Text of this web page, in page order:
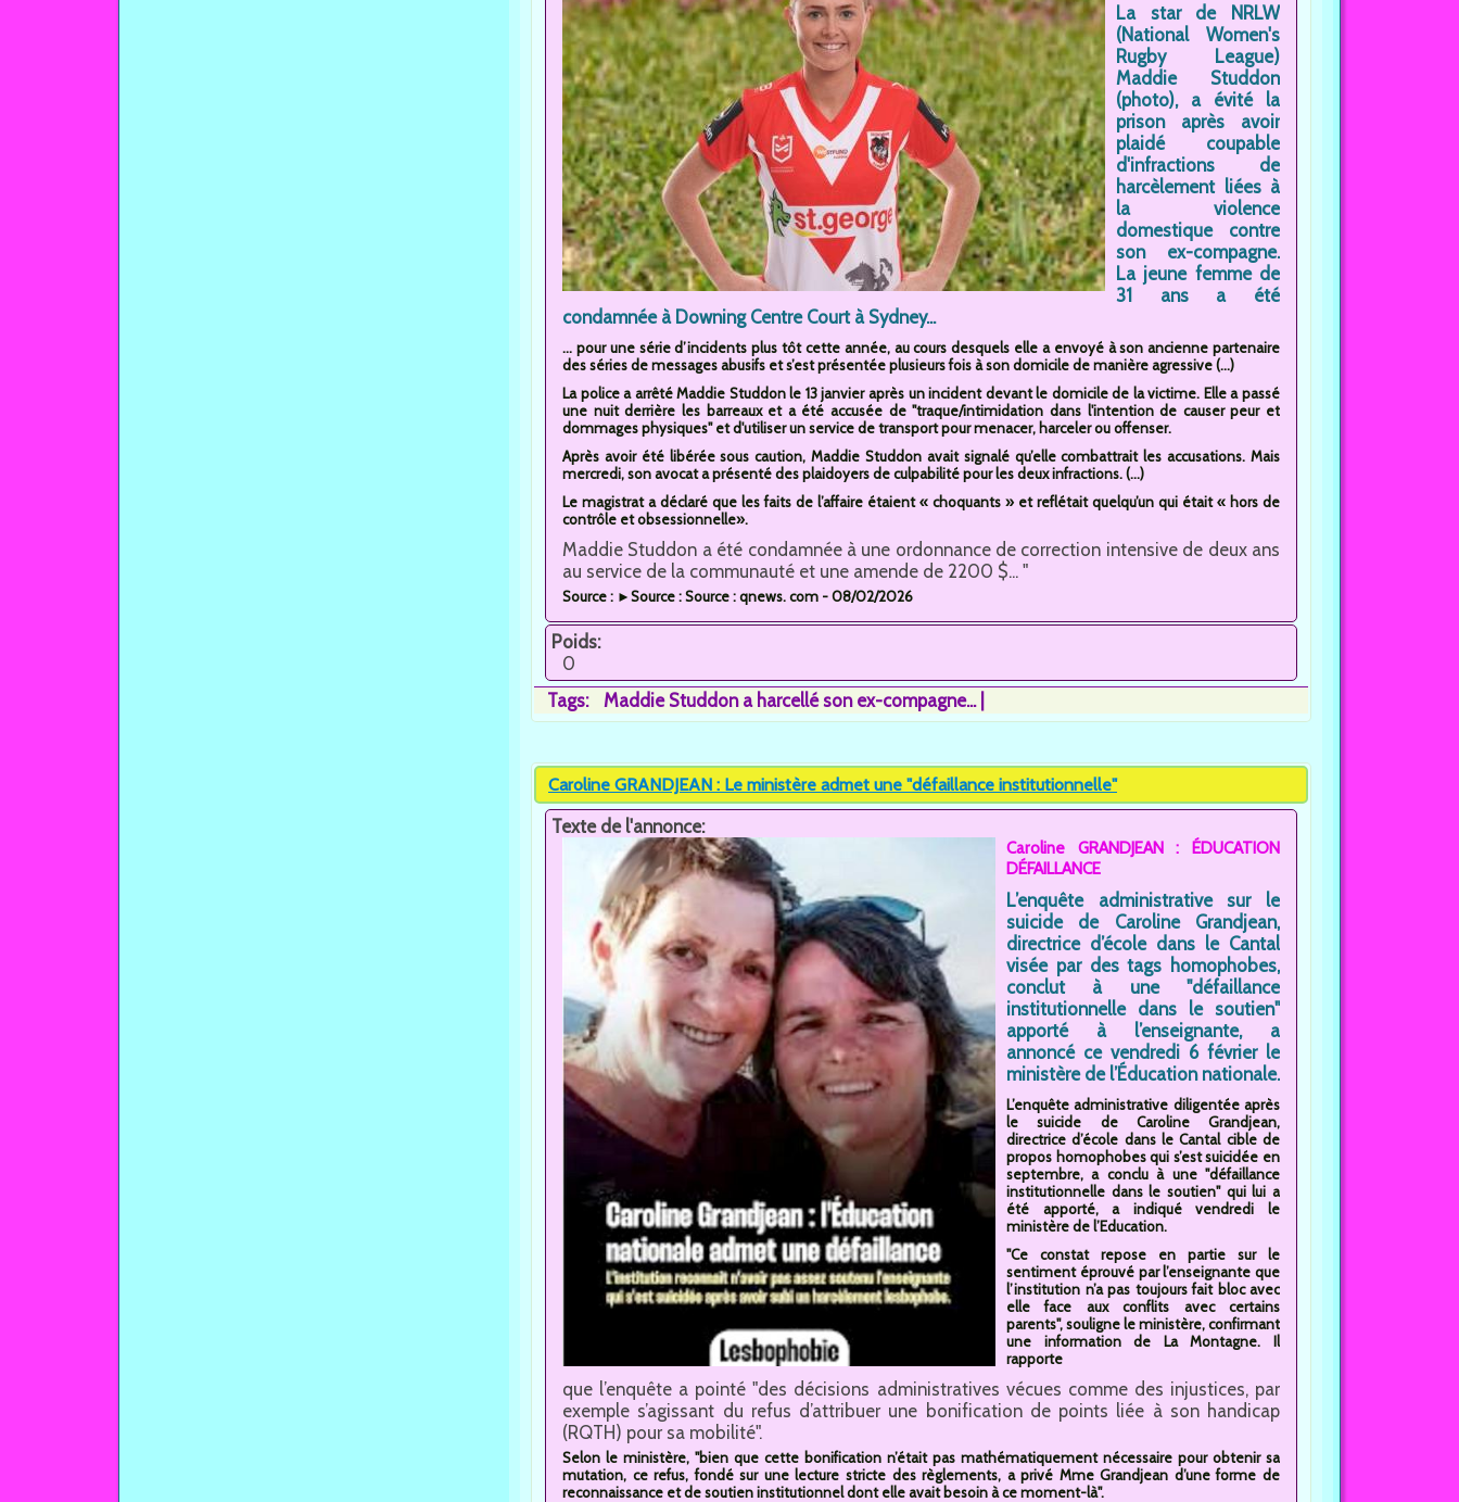
La star de NRLW
(National Women's
Rugby League)
Maddie Studdon
(photo), a évité la
prison après avoir
plaidé coupable
d'infractions de
harcèlement liées à
la violence
domestique contre
son ex-compagne.
La jeune femme de
31 ans a été
condamnée à Downing Centre Court à Sydney...
... pour une série d’incidents plus tôt cette année, au cours desquels elle a envoyé à son ancienne partenaire
des séries de messages abusifs et s’est présentée plusieurs fois à son domicile de manière agressive (...)
La police a arrêté Maddie Studdon le 13 janvier après un incident devant le domicile de la victime. Elle a passé
une nuit derrière les barreaux et a été accusée de "traque/intimidation dans l'intention de causer peur et
dommages physiques" et d'utiliser un service de transport pour menacer, harceler ou offenser.
Après avoir été libérée sous caution, Maddie Studdon avait signalé qu’elle combattrait les accusations. Mais
mercredi, son avocat a présenté des plaidoyers de culpabilité pour les deux infractions. (...)
Le magistrat a déclaré que les faits de l’affaire étaient « choquants » et reflétait quelqu’un qui était « hors de
contrôle et obsessionnelle».
Maddie Studdon a été condamnée à une ordonnance de correction intensive de deux ans
au service de la communauté et une amende de 2200 $... "
Source : ►Source : Source : qnews. com - 08/02/2026
Poids:
0
Tags:
Maddie Studdon a harcellé son ex-compagne...
Caroline GRANDJEAN : Le ministère admet une "défaillance institutionnelle"
Texte de l'annonce:
Caroline GRANDJEAN : ÉDUCATION
DÉFAILLANCE
L’enquête administrative sur le
suicide de Caroline Grandjean,
directrice d’école dans le Cantal
visée par des tags homophobes,
conclut à une "défaillance
institutionnelle dans le soutien"
apporté à l’enseignante, a
annoncé ce vendredi 6 février le
ministère de l’Éducation nationale.
L’enquête administrative diligentée après
le suicide de Caroline Grandjean,
directrice d’école dans le Cantal cible de
propos homophobes qui s’est suicidée en
septembre, a conclu à une "défaillance
institutionnelle dans le soutien" qui lui a
été apporté, a indiqué vendredi le
ministère de l’Education.
"Ce constat repose en partie sur le
sentiment éprouvé par l’enseignante que
l’institution n’a pas toujours fait bloc avec
elle face aux conflits avec certains
parents", souligne le ministère, confirmant
une information de La Montagne. Il
rapporte
que l’enquête a pointé "des décisions administratives vécues comme des injustices, par
exemple s’agissant du refus d’attribuer une bonification de points liée à son handicap
(RQTH) pour sa mobilité".
Selon le ministère, "bien que cette bonification n’était pas mathématiquement nécessaire pour obtenir sa
mutation, ce refus, fondé sur une lecture stricte des règlements, a privé Mme Grandjean d’une forme de
reconnaissance et de soutien institutionnel dont elle avait besoin à ce moment-là".